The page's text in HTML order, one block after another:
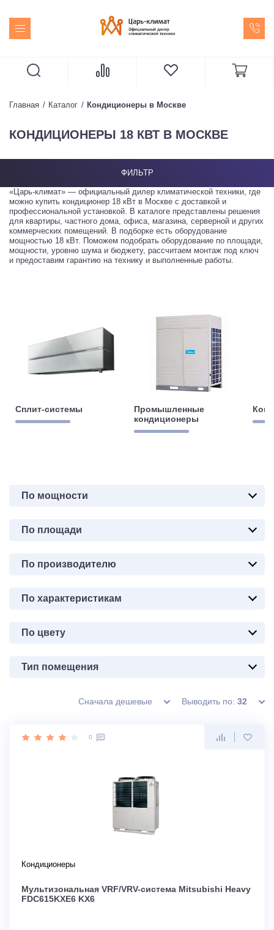
Главная Каталог Кондиционеры в Москве
КОНДИЦИОНЕРЫ 18 КВТ В МОСКВЕ
ФИЛЬТР
«Царь-климат» — официальный дилер климатической техники, где
можно купить кондиционер 18 кВт в Москве с доставкой и
профессиональной установкой. В каталоге представлены решения
для квартиры, частного дома, офиса, магазина, серверной и других
коммерческих помещений. В подборке есть оборудование
мощностью 18 кВт. Поможем подобрать оборудование по площади,
мощности, уровню шума и бюджету, рассчитаем монтаж под ключ
и предоставим гарантию на технику и выполненные работы.
Сплит-системы
Промышленные
кондиционеры
По мощности
По площади
По производителю
По характеристикам
По цвету
Тип помещения
Сначала дешевые Выводить по: 32
0
Кондиционеры
Мультизональная VRF/VRV-система Mitsubishi Heavy
FDC615KXE6 KX6